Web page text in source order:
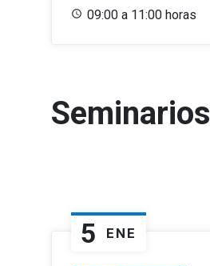
09:00 a 11:00 horas
Seminarios
5 ENE